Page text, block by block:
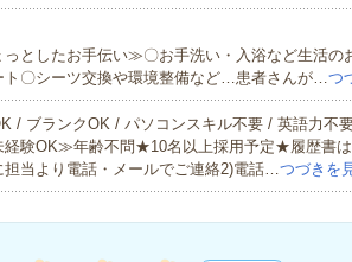
としたお手伝い≫〇お手洗い・入浴など生活の
ト〇シーツ交換や環境整備など…患者さんが…つ
/ ブランクOK / パソコンスキル不要 / 英語力不
験OK≫年齢不問★10名以上採用予定★履歴書
担当より電話・メールでご連絡2)電話…つづきを